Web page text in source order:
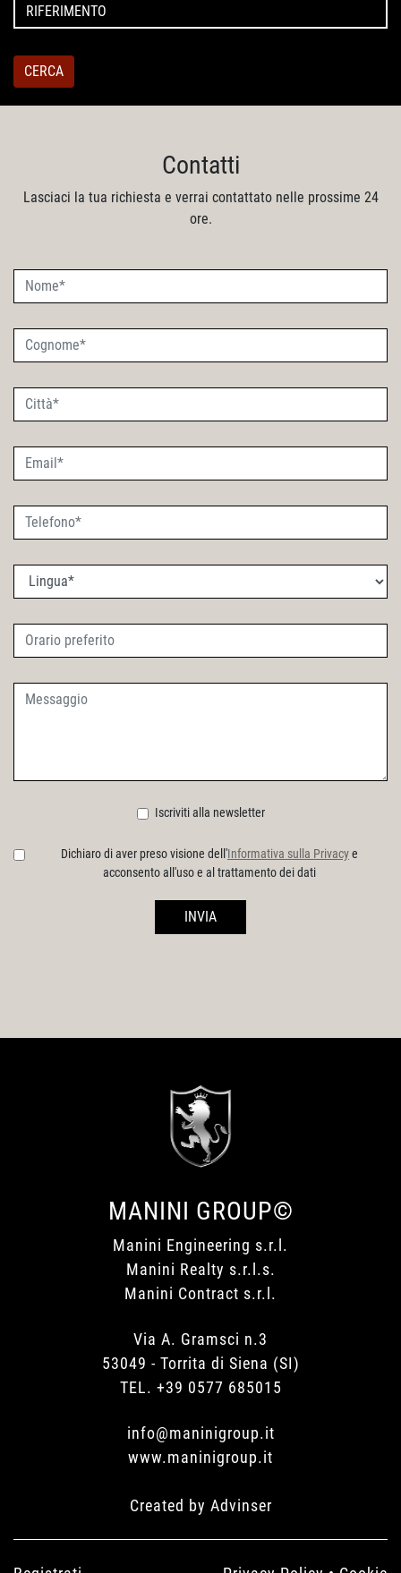
CERCA
Contatti
Lasciaci la tua richiesta e verrai contattato nelle prossime 24
ore.
Iscriviti alla newsletter
Dichiaro di aver preso visione dell'Informativa sulla Privacye
acconsento all'uso e al trattamento dei dati
INVIA
MANINI GROUP©
Manini Engineering s.r.l.
Manini Realty s.r.l.s.
Manini Contract s.r.l.
Via A. Gramsci n.3
53049 - Torrita di Siena (SI)
TEL. +39 0577 685015
info@maninigroup.it
www.maninigroup.it
Created by Advinser